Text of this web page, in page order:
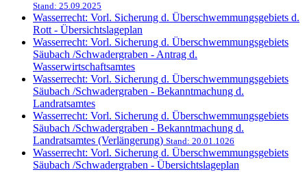
Stand: 25.09.2025
Wasserrecht: Vorl. Sicherung d. Überschwemmungsgebiets d.
Rott - Übersichtslageplan
Wasserrecht: Vorl. Sicherung d. Überschwemmungsgebiets
Säubach /Schwadergraben - Antrag d.
Wasserwirtschaftsamtes
Wasserrecht: Vorl. Sicherung d. Überschwemmungsgebiets
Säubach /Schwadergraben - Bekanntmachung d.
Landratsamtes
Wasserrecht: Vorl. Sicherung d. Überschwemmungsgebiets
Säubach /Schwadergraben - Bekanntmachung d.
Landratsamtes (Verlängerung) Stand: 20.01.1026
Wasserrecht: Vorl. Sicherung d. Überschwemmungsgebiets
Säubach /Schwadergraben - Übersichtslageplan